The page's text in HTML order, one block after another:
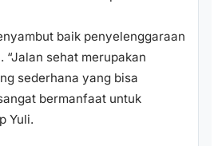
baik penyelenggaraan
“Jalan sehat merupakan
sederhana yang bisa
bermanfaat untuk
Yuli.